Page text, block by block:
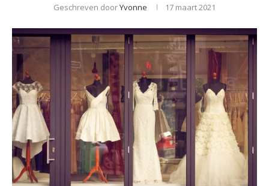
Geschreven doorYvonne 17 maart 2021